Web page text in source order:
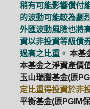
稍有可能影響償付
的波動可能較為劇
外匯波動風險也將
資以非投資等級債
過高之比重。 本基
本基金之淨資產價
玉山瑞騰基金(原
定比重得投資於非
平衡基金(原PGIM